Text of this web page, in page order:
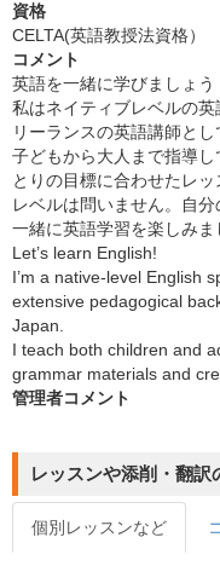
資格
CELTA(英語教授法資格）
コメント
英語を一緒に学びましょう
私はネイティブレベルの
リーランスの英語講師とし
子どもから大人まで指導
とりの目標に合わせたレッ
レベルは問いません。自分
一緒に英語学習を楽しみま
Let’s learn English!
I’m a native-level English
extensive pedagogical
Japan.
I teach both children and
grammar materials and
管理者コメント
レッスンや添削・翻訳
個別レッスンなど